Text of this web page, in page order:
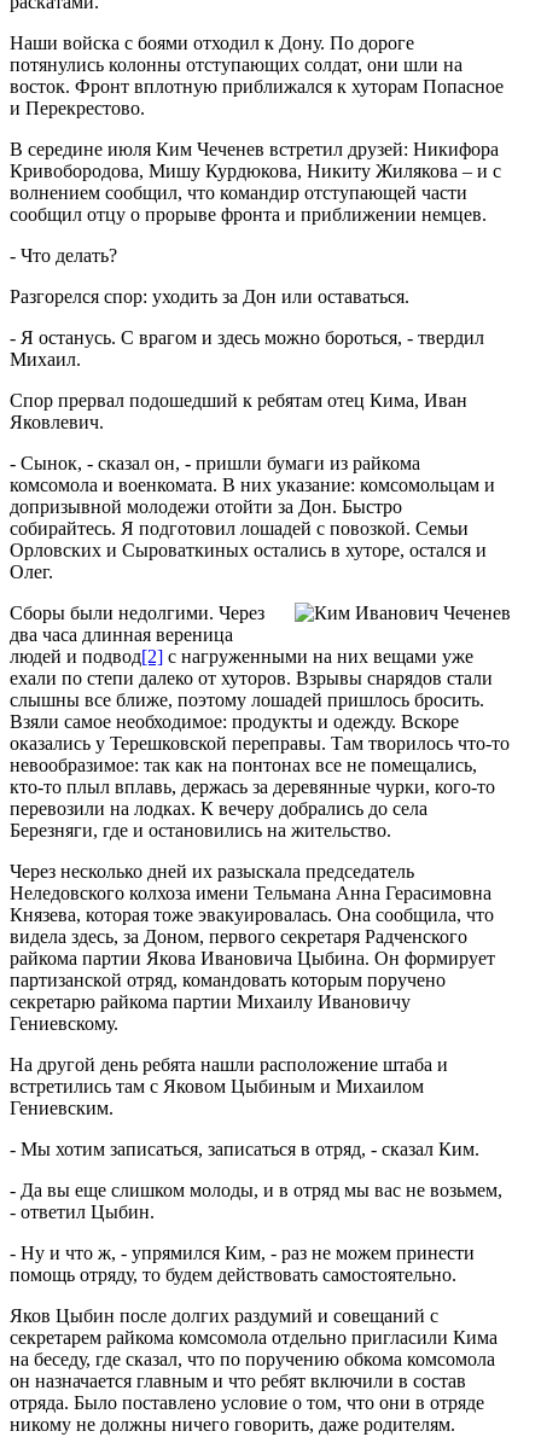
Наши войска с боями отходил к Дону. По дороге
потянулись колонны отступающих солдат, они шли на
восток. Фронт вплотную приближался к хуторам Попасное
и Перекрестово.
В середине июля Ким Чеченев встретил друзей: Никифора
Кривобородова, Мишу Курдюкова, Никиту Жилякова – и с
волнением сообщил, что командир отступающей части
сообщил отцу о прорыве фронта и приближении немцев.
- Что делать?
Разгорелся спор: уходить за Дон или оставаться.
- Я останусь. С врагом и здесь можно бороться, - твердил
Михаил.
Спор прервал подошедший к ребятам отец Кима, Иван
Яковлевич.
- Сынок, - сказал он, - пришли бумаги из райкома
комсомола и военкомата. В них указание: комсомольцам и
допризывной молодежи отойти за Дон. Быстро
собирайтесь. Я подготовил лошадей с повозкой. Семьи
Орловских и Сыроваткиных остались в хуторе, остался и
Олег.
Сборы были недолгими. Через
два часа длинная вереница
людей и подвод[2] с нагруженными на них вещами уже
ехали по степи далеко от хуторов. Взрывы снарядов стали
слышны все ближе, поэтому лошадей пришлось бросить.
Взяли самое необходимое: продукты и одежду. Вскоре
оказались у Терешковской переправы. Там творилось что-то
невообразимое: так как на понтонах все не помещались,
кто-то плыл вплавь, держась за деревянные чурки, кого-то
перевозили на лодках. К вечеру добрались до села
Березняги, где и остановились на жительство.
Через несколько дней их разыскала председатель
Неледовского колхоза имени Тельмана Анна Герасимовна
Князева, которая тоже эвакуировалась. Она сообщила, что
видела здесь, за Доном, первого секретаря Радченского
райкома партии Якова Ивановича Цыбина. Он формирует
партизанской отряд, командовать которым поручено
секретарю райкома партии Михаилу Ивановичу
Гениевскому.
На другой день ребята нашли расположение штаба и
встретились там с Яковом Цыбиным и Михаилом
Гениевским.
- Мы хотим записаться, записаться в отряд, - сказал Ким.
- Да вы еще слишком молоды, и в отряд мы вас не возьмем,
- ответил Цыбин.
- Ну и что ж, - упрямился Ким, - раз не можем принести
помощь отряду, то будем действовать самостоятельно.
Яков Цыбин после долгих раздумий и совещаний с
секретарем райкома комсомола отдельно пригласили Кима
на беседу, где сказал, что по поручению обкома комсомола
он назначается главным и что ребят включили в состав
отряда. Было поставлено условие о том, что они в отряде
никому не должны ничего говорить, даже родителям.